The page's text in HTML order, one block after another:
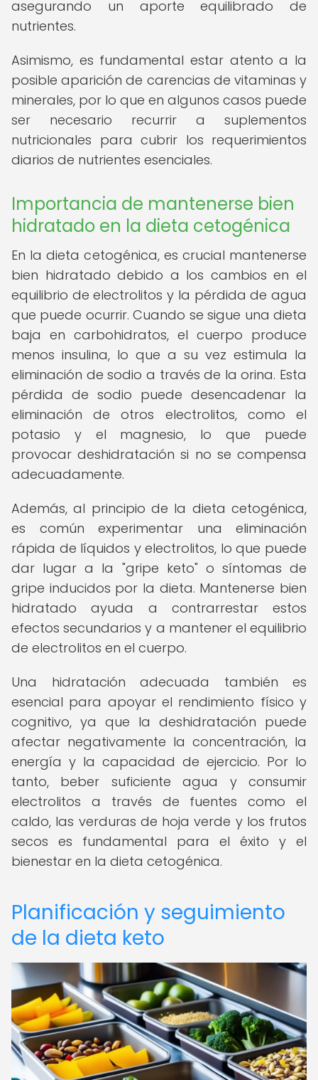
asegurando un aporte equilibrado de
nutrientes.
Asimismo, es fundamental estar atento a la
posible aparición de carencias de vitaminas y
minerales, por lo que en algunos casos puede
ser necesario recurrir a suplementos
nutricionales para cubrir los requerimientos
diarios de nutrientes esenciales.
Importancia de mantenerse bien
hidratado en la dieta cetogénica
En la dieta cetogénica, es crucial mantenerse
bien hidratado debido a los cambios en el
equilibrio de electrolitos y la pérdida de agua
que puede ocurrir. Cuando se sigue una dieta
baja en carbohidratos, el cuerpo produce
menos insulina, lo que a su vez estimula la
eliminación de sodio a través de la orina. Esta
pérdida de sodio puede desencadenar la
eliminación de otros electrolitos, como el
potasio y el magnesio, lo que puede
provocar deshidratación si no se compensa
adecuadamente.
Además, al principio de la dieta cetogénica,
es común experimentar una eliminación
rápida de líquidos y electrolitos, lo que puede
dar lugar a la "gripe keto" o síntomas de
gripe inducidos por la dieta. Mantenerse bien
hidratado ayuda a contrarrestar estos
efectos secundarios y a mantener el equilibrio
de electrolitos en el cuerpo.
Una hidratación adecuada también es
esencial para apoyar el rendimiento físico y
cognitivo, ya que la deshidratación puede
afectar negativamente la concentración, la
energía y la capacidad de ejercicio. Por lo
tanto, beber suficiente agua y consumir
electrolitos a través de fuentes como el
caldo, las verduras de hoja verde y los frutos
secos es fundamental para el éxito y el
bienestar en la dieta cetogénica.
Planificación y seguimiento
de la dieta keto